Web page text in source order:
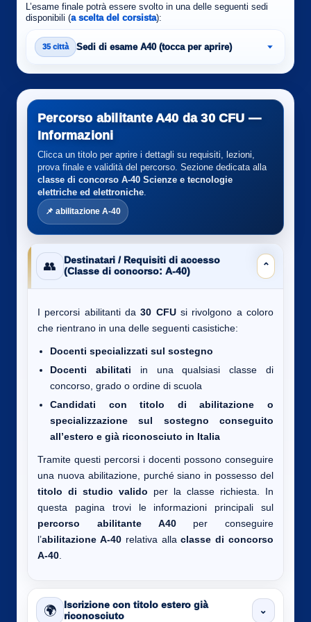
L’esame finale potrà essere svolto in una delle seguenti sedi
disponibili (a scelta del corsista):
35 città Sedi di esame A40 (tocca per aprire)
Percorso abilitante A40 da 30 CFU —
Informazioni
Clicca un titolo per aprire i dettagli su requisiti, lezioni,
prova finale e validità del percorso. Sezione dedicata alla
classe di concorso A-40 Scienze e tecnologie
elettriche ed elettroniche
📌 abilitazione A-40
👥
Destinatari / Requisiti di accesso
(Classe di concorso: A-40)
⌄
I percorsi abilitanti da30 CFUsi rivolgono a coloro
che rientrano in una delle seguenti casistiche:
Docenti specializzati sul sostegno
Docenti abilitati in una qualsiasi classe di
concorso, grado o ordine di scuola
Candidati con titolo di abilitazione o
specializzazione sul sostegno conseguito
all’estero e già riconosciuto in Italia
Tramite questi percorsi i docenti possono conseguire
una nuova abilitazione, purché siano in possesso del
titolo di studio valido per la classe richiesta. In
questa pagina trovi le informazioni principali sul
percorso abilitante A40per conseguire
l’abilitazione A-40relativa allaclasse di concorso
A-40
🌍
Iscrizione con titolo estero già
riconosciuto
⌄